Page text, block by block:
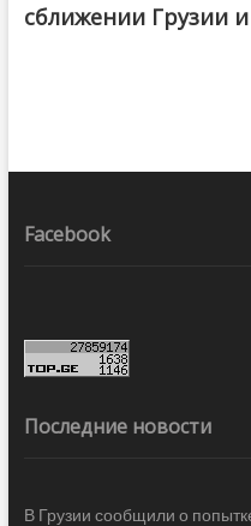
сближении Грузии
Facebook
Последние новости
В Грузии сообщили о